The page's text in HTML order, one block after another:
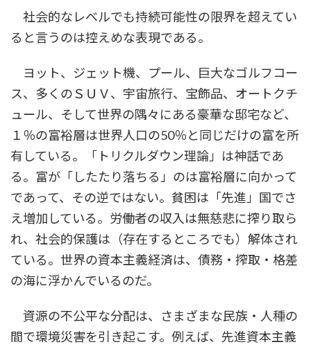
社会的なレベルでも持続可能性の限界を超えてい
ると言うのは控えめな表現である。
ヨット、ジェット機、プール、巨大なゴルフコー
ス、多くのＳＵＶ、宇宙旅行、宝飾品、オートクチ
ュール、そして世界の隅々にある豪華な邸宅など、
１％の富裕層は世界人口の50％と同じだけの富を所
有している。「トリクルダウン理論」は神話であ
る。富が「したたり落ちる」のは富裕層に向かって
であって、その逆ではない。貧困は「先進」国でさ
え増加している。労働者の収入は無慈悲に搾り取ら
れ、社会的保護は（存在するところでも）解体され
ている。世界の資本主義経済は、債務・搾取・格差
の海に浮かんでいるのだ。
資源の不公平な分配は、さまざまな民族・人種の
間で環境災害を引き起こす。例えば、先進資本主義